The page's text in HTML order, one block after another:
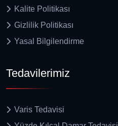
Kalite Politikası
Gizlilik Politikası
Yasal Bilgilendirme
Tedavilerimiz
Varis Tedavisi